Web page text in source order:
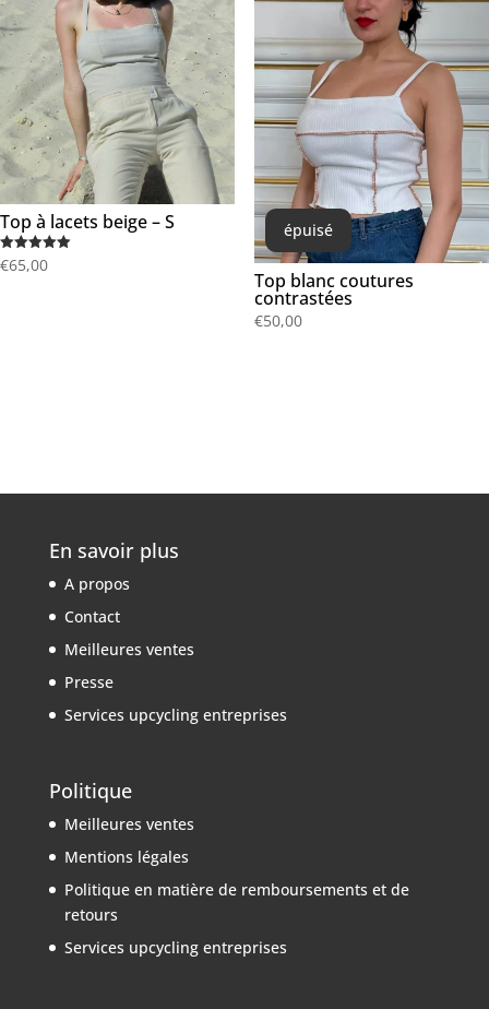
Top à lacets beige – S
Note
5.00
€65,00
épuisé
Top blanc coutures
contrastées
€50,00
En savoir plus
A propos
Contact
Meilleures ventes
Presse
Services upcycling entreprises
Politique
Meilleures ventes
Mentions légales
Politique en matière de remboursements et de
retours
Services upcycling entreprises